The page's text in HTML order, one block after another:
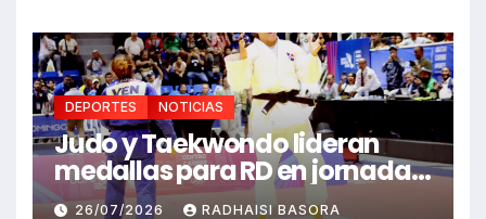
DEPORTES NOTICIAS
Judo y Taekwondo lideran
medallas para RD en jornada
de Juego Santo Domingo 2026
26/07/2026 RADHAISI BASORA